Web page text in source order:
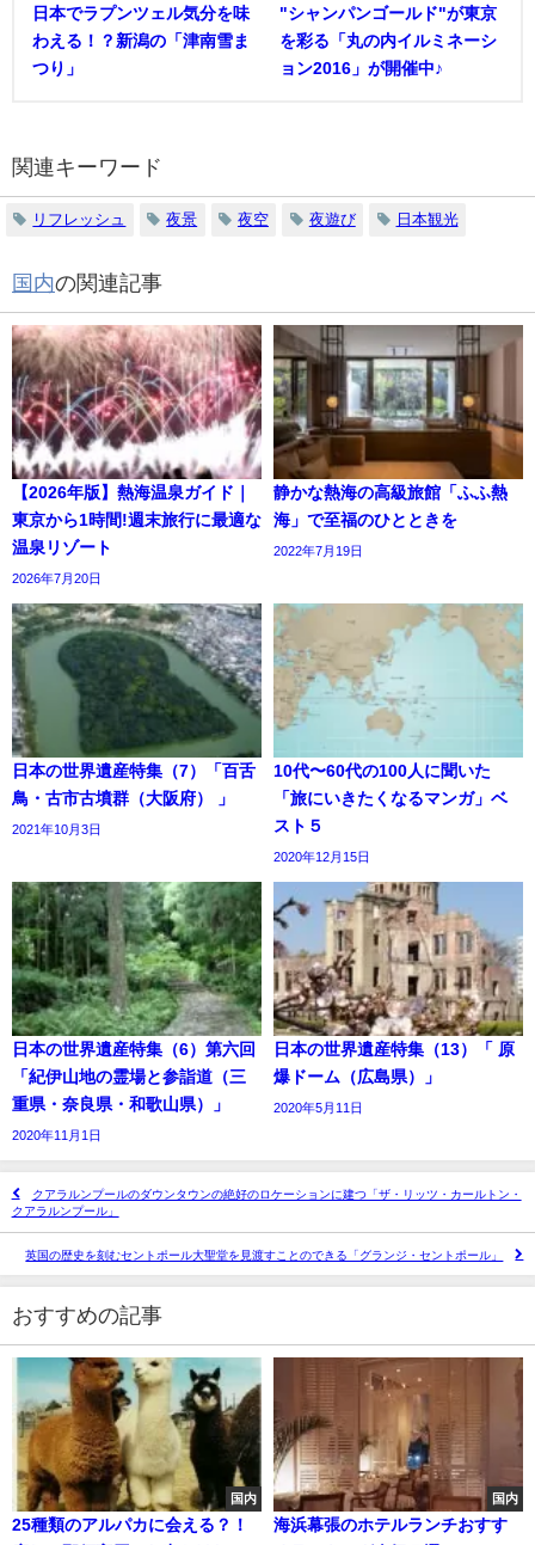
日本でラプンツェル気分を味
わえる！？新潟の「津南雪ま
つり」
"シャンパンゴールド"が東京
を彩る「丸の内イルミネーシ
ョン2016」が開催中♪
関連キーワード
リフレッシュ 夜景 夜空 夜遊び 日本観光
国内の関連記事
【2026年版】熱海温泉ガイド｜
東京から1時間!週末旅行に最適な
温泉リゾート
2026年7月20日
静かな熱海の高級旅館「ふふ熱
海」で至福のひとときを
2022年7月19日
日本の世界遺産特集（7）「百舌
鳥・古市古墳群（大阪府） 」
2021年10月3日
10代〜60代の100人に聞いた
「旅にいきたくなるマンガ」ベ
スト５
2020年12月15日
日本の世界遺産特集（6）第六回
「紀伊山地の霊場と参詣道（三
重県・奈良県・和歌山県）」
2020年11月1日
日本の世界遺産特集（13）「 原
爆ドーム（広島県）」
2020年5月11日
クアラルンプールのダウンタウンの絶好のロケーションに建つ「ザ・リッツ・カールトン・
クアラルンプール」
英国の歴史を刻むセントポール大聖堂を見渡すことのできる「グランジ・セントポール」
おすすめの記事
国内
25種類のアルパカに会える？！
国内
海浜幕張のホテルランチおすす